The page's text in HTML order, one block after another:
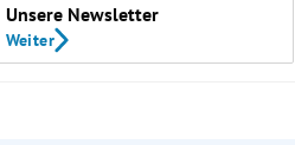
Unsere Newsletter
Weiter